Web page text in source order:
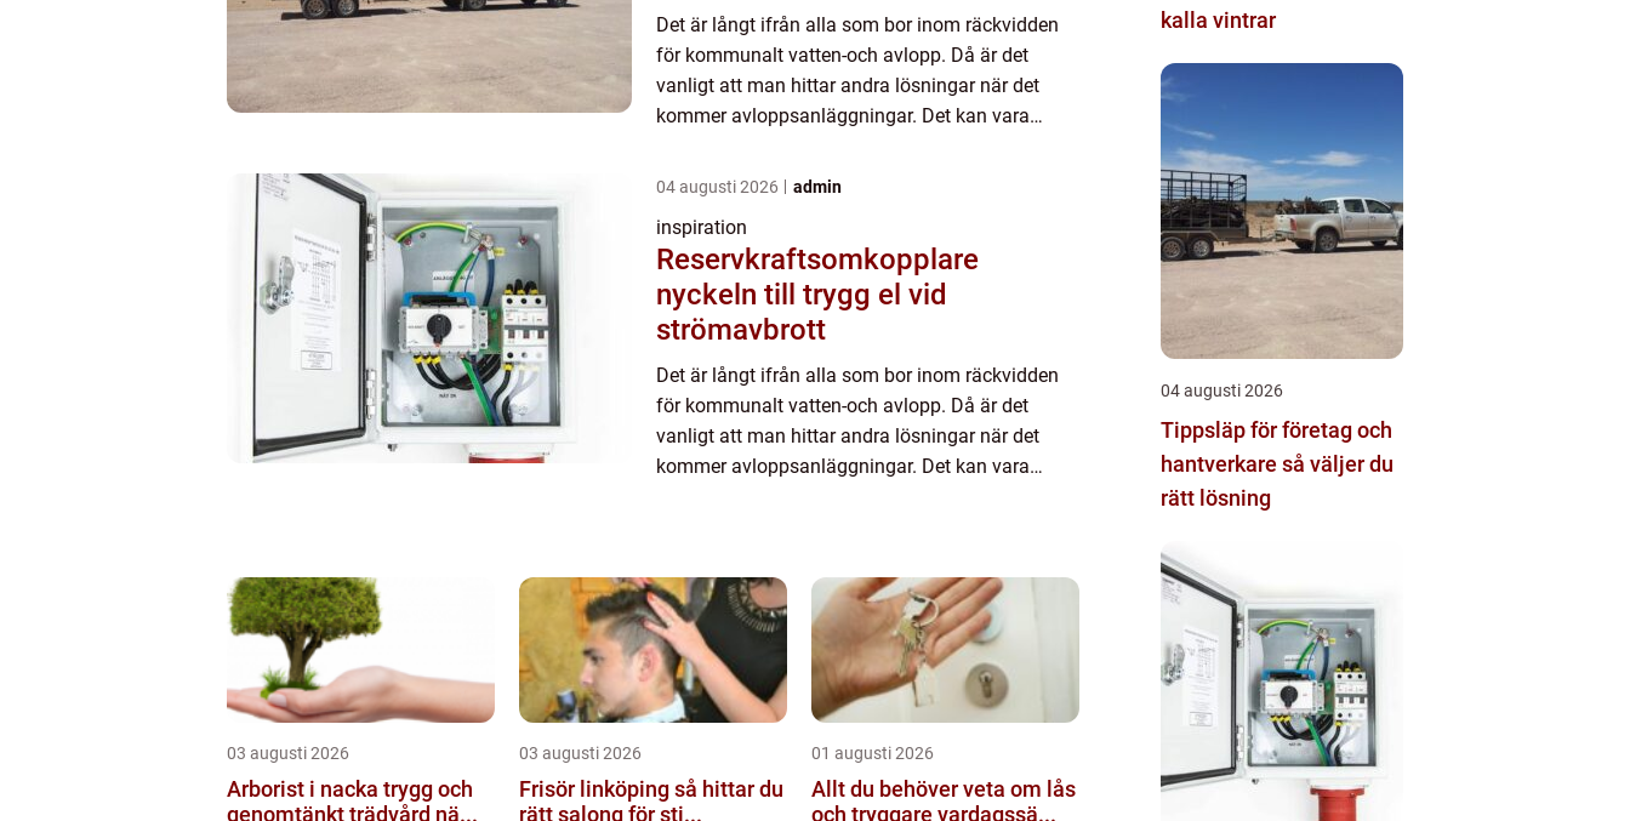
Det är långt ifrån alla som bor inom räckvidden
för kommunalt vatten-och avlopp. Då är det
vanligt att man hittar andra lösningar när det
kommer avloppsanläggningar. Det kan vara
04 augusti 2026 admin
inspiration
Reservkraftsomkopplare
nyckeln till trygg el vid
strömavbrott
Det är långt ifrån alla som bor inom räckvidden
för kommunalt vatten-och avlopp. Då är det
vanligt att man hittar andra lösningar när det
kommer avloppsanläggningar. Det kan vara
03 augusti 2026
Arborist i nacka trygg och
genomtänkt trädvård nä...
03 augusti 2026
Frisör linköping så hittar du
rätt salong för sti...
01 augusti 2026
Allt du behöver veta om lås
och tryggare vardagssä...
kalla vintrar
04 augusti 2026
Tippsläp för företag och
hantverkare så väljer du
rätt lösning